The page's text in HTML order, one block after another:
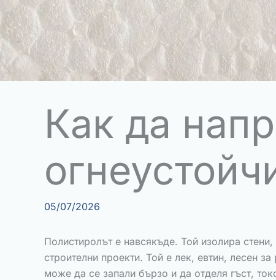
Как да
05/07/2026
Полистиролът е навсякъде. Той изолира
строителни проекти. Той е лек, евтин, лесен
може да се запали бързо и да отделя гъст,